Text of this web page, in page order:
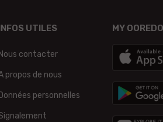
UTILES
contacter
propos de nous
personnelles
MY